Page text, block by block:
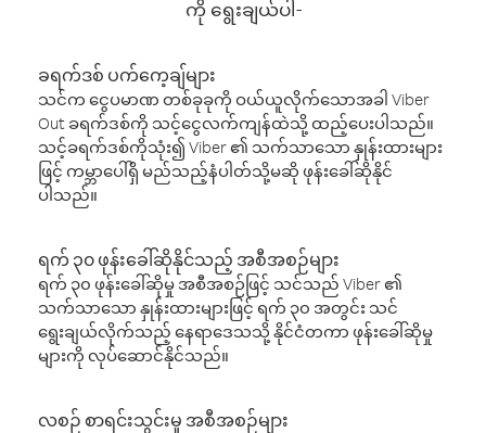
ကို ရွေးချယ်ပါ-
ခရက်ဒစ် ပက်ကေ့ချ်များ
သင်က ငွေပမာဏ တစ်ခုခုကို ဝယ်ယူလိုက်သောအခါ Viber
Out ခရက်ဒစ်ကို သင့်ငွေလက်ကျန်ထဲသို့ ထည့်ပေးပါသည်။
သင့်ခရက်ဒစ်ကိုသုံး၍ Viber ၏ သက်သာသော နှုန်းထားများ
ဖြင့် ကမ္ဘာပေါ်ရှိ မည်သည့်နံပါတ်သို့မဆို ဖုန်းခေါ်ဆိုနိုင်
ပါသည်။
ရက် ၃၀ ဖုန်းခေါ်ဆိုနိုင်သည့် အစီအစဉ်များ
ရက် ၃၀ ဖုန်းခေါ်ဆိုမှု အစီအစဉ်ဖြင့် သင်သည် Viber ၏
သက်သာသော နှုန်းထားများဖြင့် ရက် ၃၀ အတွင်း သင်
ရွေးချယ်လိုက်သည့် နေရာဒေသသို့ နိုင်ငံတကာ ဖုန်းခေါ်ဆိုမှု
များကို လုပ်ဆောင်နိုင်သည်။
လစဉ် စာရင်းသွင်းမှု အစီအစဉ်များ